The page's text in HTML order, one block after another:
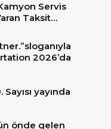
Servis
Taksit
2026’da
yayında
önde gelen